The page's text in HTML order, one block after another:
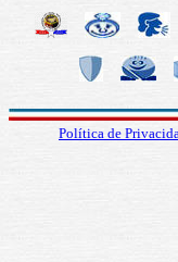
Política de